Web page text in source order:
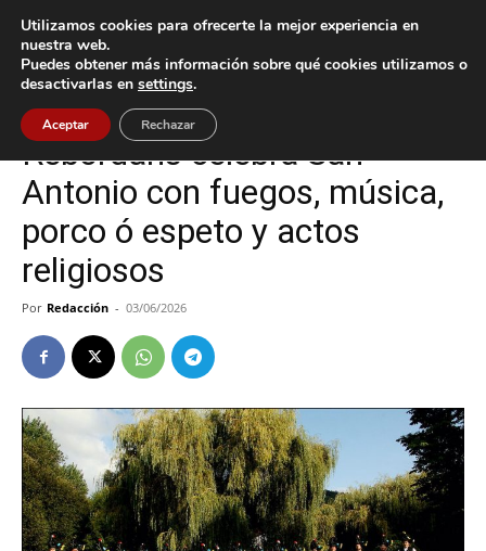
Inicio Cultura / Ocio
Cultura / Ocio Tui
Rebordáns celebra San
Antonio con fuegos, música,
porco ó espeto y actos
religiosos
Por Redacción - 03/06/2026
Utilizamos cookies para ofrecerte la mejor experiencia en
nuestra web.
Puedes obtener más información sobre qué cookies utilizamos o
desactivarlas en settings.
Aceptar Rechazar